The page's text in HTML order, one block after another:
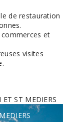
de restauration
et
visites
ST MEDIERS